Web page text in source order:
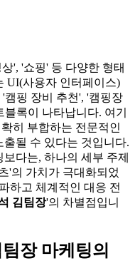
', '쇼핑' 등 다양한 형태
UI(사용자 인터페이스)
캠핑 장비 추천', '캠핑장
록이 나타납니다. 여기
히 부합하는 전문적인
될 수 있다는 것입니다.
다는, 하나의 세부 주제
'의 가치가 극대화되었
하고 체계적인 대응 전
김팀장'의 차별점입니
장 마케팅의